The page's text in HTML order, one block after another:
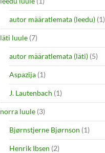
autor määratlemata (leedu) (1)
läti luule (7)
autor määratlemata (läti) (5)
Aspazija (1)
J. Lautenbach (1)
norra luule (3)
Bjørnstjerne Bjørnson (1)
Henrik Ibsen (2)